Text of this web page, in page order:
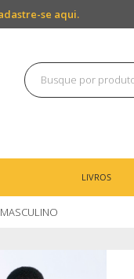
se aqui.
LIVROS
MASCULINO